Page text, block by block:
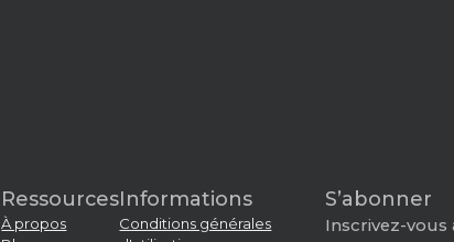
Ressources
À propos
Informations
Conditions générales
S’abonner
Inscrivez-